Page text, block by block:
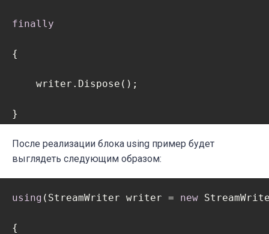
finally
{
    writer.Dispose();
}
После реализации блока using пример будет
выглядеть следующим образом:
using (StreamWriter writer = new
{